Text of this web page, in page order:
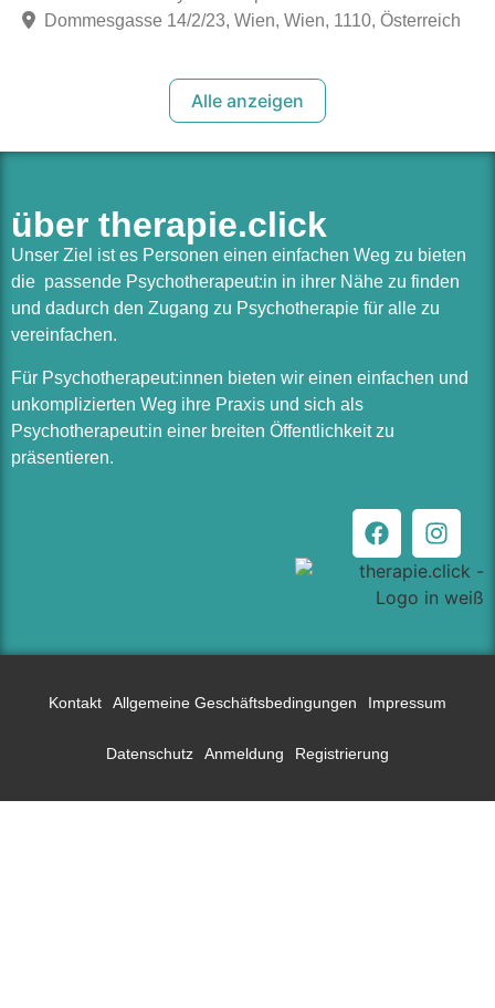
Dommesgasse 14/2/23, Wien, Wien, 1110, Österreich
Alle anzeigen
über therapie.click
Unser Ziel ist es Personen einen einfachen Weg zu bieten
die passende Psychotherapeut:in in ihrer Nähe zu finden
und dadurch den Zugang zu Psychotherapie für alle zu
vereinfachen.
Für Psychotherapeut:innen bieten wir einen einfachen und
unkomplizierten Weg ihre Praxis und sich als
Psychotherapeut:in einer breiten Öffentlichkeit zu
präsentieren.
Kontakt Allgemeine Geschäftsbedingungen Impressum
Datenschutz Anmeldung Registrierung